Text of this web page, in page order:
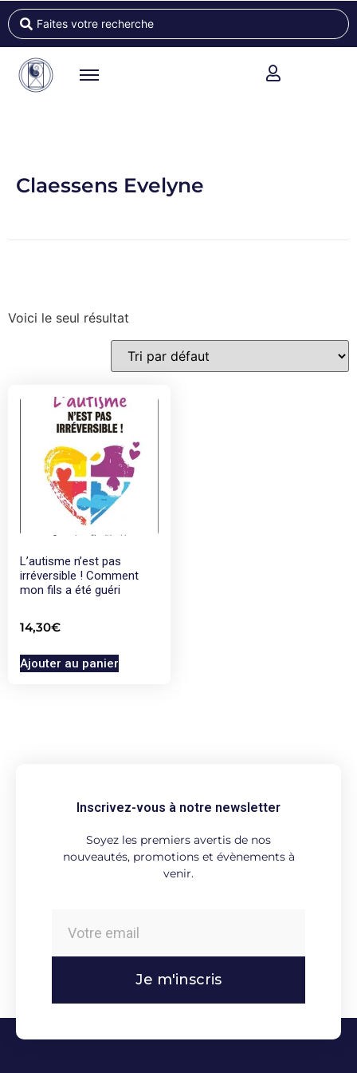
Claessens Evelyne
Voici le seul résultat
L’autisme n’est pas
irréversible ! Comment
mon fils a été guéri
14,30€
Ajouter au panier
Inscrivez-vous à notre newsletter
Soyez les premiers avertis de nos
nouveautés, promotions et évènements à
venir.
Je m'inscris